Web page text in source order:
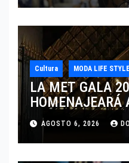
Cultura MODA LIFE STYLE
LA MET GALA
HOMENAJEARÁ
MARCANDO EL
DEL
AGOSTO 6, 2026